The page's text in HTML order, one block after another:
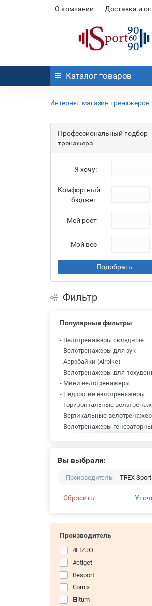
О компании Доставка и
Каталог товаров
Интернет-магазин
Профессиональный подбор
тренажера
Я хочу:
Комфортный
бюджет
Мой рост
Мой вес
Подобрать
Фильтр
Популярные фильтры
- Велотренажеры складные
- Велотренажеры для рук
- Аэробайки (Airbike)
- Велотренажеры для
- Мини велотренажеры
- Недорогие велотренажеры
- Горизонтальные
- Вертикальные
- Велотренажеры
- Велотренажеры магнитные
профессиональные
Вы выбрали:
Производитель: TREX Sport
Сбросить
Производитель
4FIZJO
Actiget
Besport
Cornix
Elitum